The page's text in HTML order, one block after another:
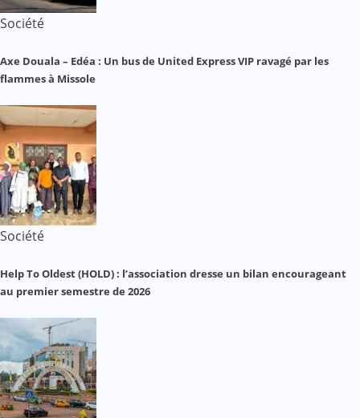
Société
Axe Douala – Edéa : Un bus de United Express VIP ravagé par les
flammes à Missole
Société
Help To Oldest (HOLD) : l’association dresse un bilan encourageant
au premier semestre de 2026